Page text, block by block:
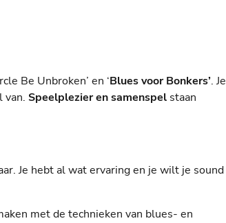
Be Unbroken’ en ‘Blues voor Bonkers’. Je
van. Speelplezier en samenspel staan
Je hebt al wat ervaring en je wilt je sound
met de technieken van blues- en